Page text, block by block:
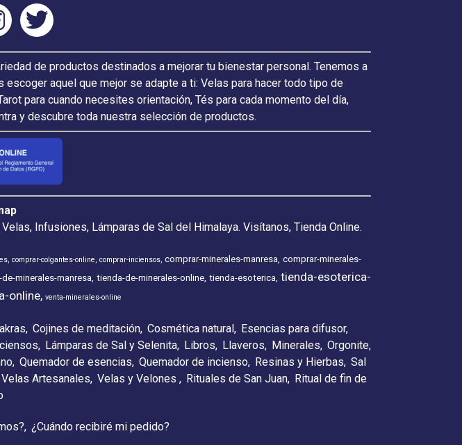
de productos destinados a mejorar tu bienestar personal. Tenemos a
aquel que mejor se adapte a ti: Velas para hacer todo tipo de
para cuando necesites orientación, Tés para cada momento del día,
y descubre toda nuestra selección de productos.
Infusiones, Lámparas de Sal del Himalaya. Visítanos, Tienda Online.
comprar-colgantes-online comprar-inciensos comprar-minerales-manresa comprar-minerales-
minerales-manresa tienda-de-minerales-online tienda-esoterica tienda-esoterica-
online venta-minerales-online
Cojines de meditación Cosmética natural Esencias para difusor
Lámparas de Sal y Selenita Libros Llaveros Minerales Orgonite
Quemador de esencias Quemador de incienso Resinas y Hierbas Sal
Velas Artesanales Velas y Velones Rituales de San Juan Ritual de fin de
¿Cuándo recibiré mi pedido?